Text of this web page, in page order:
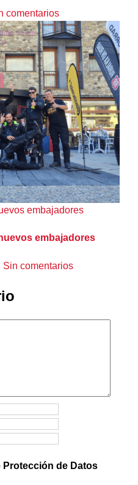
comentarios
embajadores
embajadores
Sin comentarios
Protección de Datos